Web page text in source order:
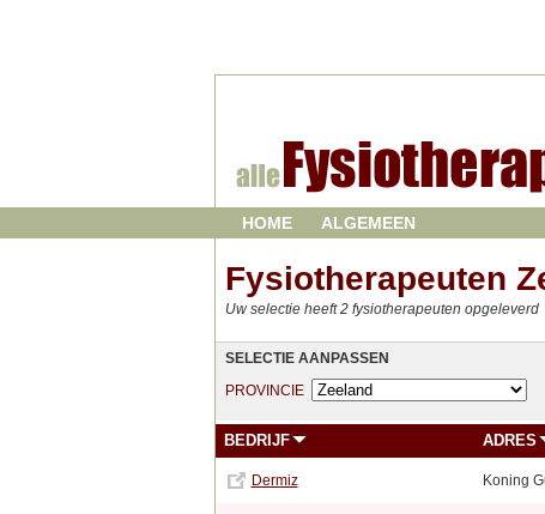
HOME ALGEMEEN
Fysiotherapeuten
Uw selectie heeft 2 fysiotherapeuten opgeleverd
SELECTIE AANPASSEN
PROVINCIE
BEDRIJF ADRES
Dermiz Koning